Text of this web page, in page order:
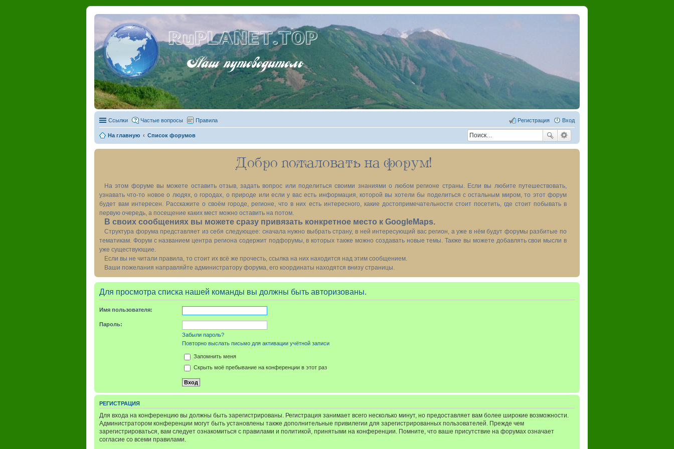
RuPLANET.TOP
Наш путеводитель
Ссылки Частые вопросы Правила Вход
Регистрация
На главную Список форумов
Добро пожаловать на форум!
На этом форуме вы можете оставить отзыв, задать вопрос или поделиться своими знаниями о любом регионе страны. Если вы любите путешествовать,
узнавать что-то новое о людях, о городах, о природе или если у вас есть информация, которой вы хотели бы поделиться с остальным миром, то этот форум
будет вам интересен. Расскажите о своём городе, регионе, что в них есть интересного, какие достопримечательности стоит посетить, где стоит побывать в
первую очередь, а посещение каких мест можно оставить на потом.
В своих сообщениях вы можете сразу привязать конкретное место к GoogleMaps.
Структура форума представляет из себя следующее: сначала нужно выбрать страну, в ней интересующий вас регион, а уже в нём будут форумы разбитые по
тематикам. Форум с названием центра региона содержит подфорумы, в которых также можно создавать новые темы. Также вы можете добавлять свои мысли в
уже существующие.
Если вы не читали правила, то стоит их всё же прочесть, ссылка на них находится над этим сообщением.
Ваши пожелания направляйте администратору форума, его координаты находятся внизу страницы.
Для просмотра списка нашей команды вы должны быть авторизованы.
Имя пользователя:
Пароль:
Забыли пароль?
Повторно выслать письмо для активации учётной записи
Запомнить меня
Скрыть моё пребывание на конференции в этот раз
РЕГИСТРАЦИЯ
Для входа на конференцию вы должны быть зарегистрированы. Регистрация занимает всего несколько минут, но предоставляет вам более широкие возможности.
Администратором конференции могут быть установлены также дополнительные привилегии для зарегистрированных пользователей. Прежде чем
зарегистрироваться, вам следует ознакомиться с правилами и политикой, принятыми на конференции. Помните, что ваше присутствие на форумах означает
согласие со всеми правилами.